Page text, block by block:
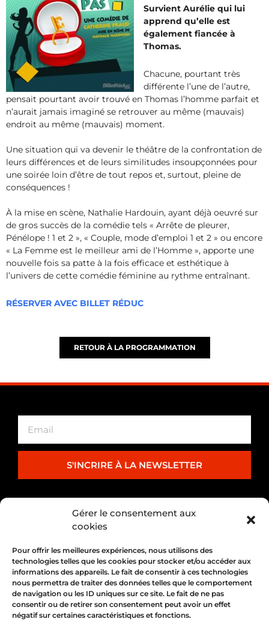
Gérer le consentement aux
cookies
Pour offrir les meilleures expériences, nous utilisons des
technologies telles que les cookies pour stocker et/ou accéder aux
informations des appareils. Le fait de consentir à ces technologies
nous permettra de traiter des données telles que le comportement
de navigation ou les ID uniques sur ce site. Le fait de ne pas
consentir ou de retirer son consentement peut avoir un effet
négatif sur certaines caractéristiques et fonctions.
Survient Aurélie qui lui
apprend qu’elle est
également fiancée à
Thomas.
Chacune, pourtant très
différente l’une de l’autre,
pensait pourtant avoir trouvé en Thomas l’homme parfait et
n’aurait jamais imaginé se retrouver au même (mauvais)
endroit au même (mauvais) moment.
Une situation qui va devenir le théâtre de la confrontation de
leurs différences et de leurs similitudes insoupçonnées pour
une soirée loin d’être de tout repos et, surtout, pleine de
conséquences !
À la mise en scène, Nathalie Hardouin, ayant déjà oeuvré sur
de gros succès de la comédie tels « Arrête de pleurer,
Pénélope ! 1 et 2 », « Couple, mode d’emploi 1 et 2 » ou encore
« La Femme est le meilleur ami de l’Homme », apporte une
nouvelle fois sa patte à la fois efficace et esthétique à
l’univers de cette comédie féminine au rythme entraînant.
RÉSERVER AVEC BILLET RÉDUC
RETOUR À LA PROGRAMMATION
S'INCRIRE À LA NEWSLETTER
PARTENARIAT